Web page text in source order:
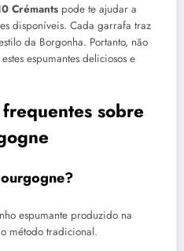
Crémants pode te ajudar a
disponíveis. Cada garrafa traz
da Borgonha. Portanto, não
espumantes deliciosos e
sobre
espumante produzido na
método tradicional.